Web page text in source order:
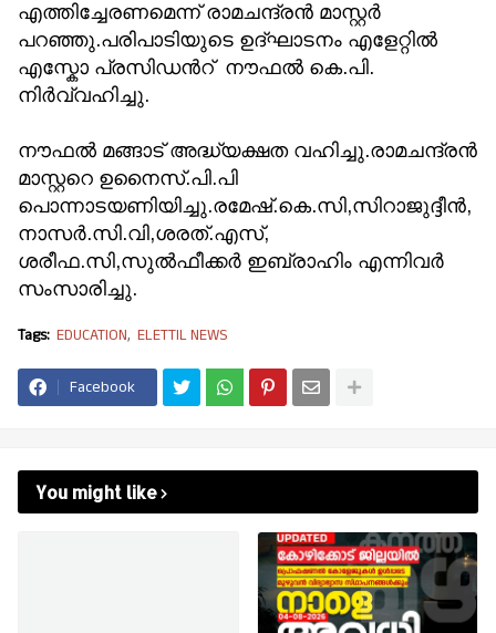
എത്തിച്ചേരണമെന്ന് രാമചന്ദ്രന്‍ മാസ്റ്റര്‍
പറഞ്ഞു.പരിപാടിയുടെ ഉദ്ഘാടനം എളേറ്റില്‍
എസ്കോ പ്രസിഡന്‍റ് നൗഫല്‍ കെ.പി.
നിര്‍വ്വഹിച്ചു.
നൗഫല്‍ മങ്ങാട് അദ്ധ്യക്ഷത വഹിച്ചു.രാമചന്ദ്രന്‍
മാസ്റ്ററെ ഉനൈസ്.പി.പി
പൊന്നാടയണിയിച്ചു.രമേഷ്.കെ.സി,സിറാജുദ്ദീന്‍,
നാസര്‍.സി.വി,ശരത്.എസ്,
ശരീഫ.സി,സുല്‍ഫീക്കര്‍ ഇബ്രാഹിം എന്നിവര്‍
സംസാരിച്ചു.
Tags: EDUCATION ELETTIL NEWS
Facebook
You might like